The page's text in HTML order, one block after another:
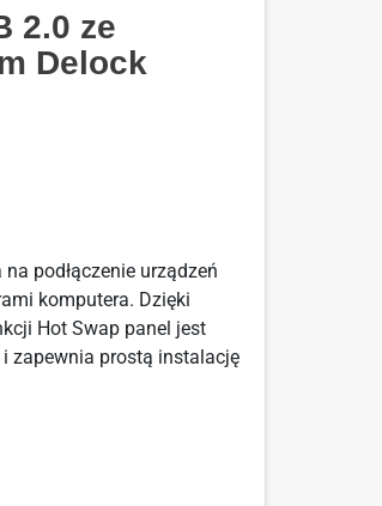
2.0 ze
Delock
podłączenie urządzeń
komputera. Dzięki
Hot Swap panel jest
zapewnia prostą instalację